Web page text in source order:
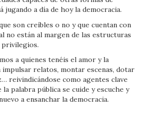
jugando a día de hoy la democracia.
son creíbles o no y que cuentan con
no están al margen de las estructuras
a quienes tenéis el amor y la
impulsar relatos, montar escenas, dotar
reivindicándose como agentes clave
la palabra pública se cuide y escuche y
a ensanchar la democracia.